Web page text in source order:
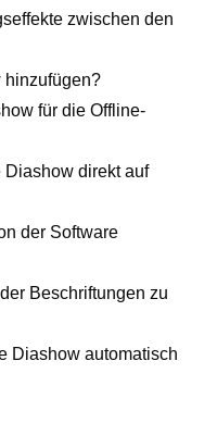
zwischen den
hinzufügen?
für die Offline-
Diashow direkt auf
der Software
Beschriftungen zu
Diashow automatisch